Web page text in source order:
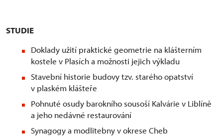
STUDIE
Doklady užití praktické geometrie na klášterním
kostele v Plasích a možnosti jejich výkladu
Stavební historie budovy tzv. starého opatství
v plaském klášteře
Pohnuté osudy barokního sousoší Kalvárie v Liblíně
a jeho nedávné restaurování
Synagogy a modlitebny v okrese Cheb